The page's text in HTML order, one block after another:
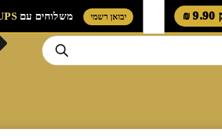
יבואן רשמי • רק 9.90 ₪